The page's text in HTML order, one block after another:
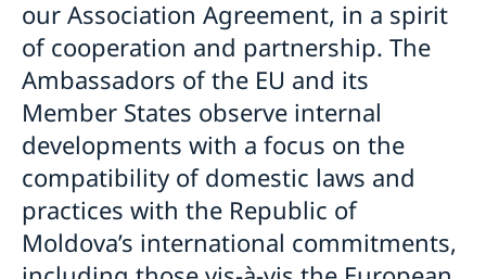
our Association Agreement, in a spirit
of cooperation and partnership. The
Ambassadors of the EU and its
Member States observe internal
developments with a focus on the
compatibility of domestic laws and
practices with the Republic of
Moldova’s international commitments,